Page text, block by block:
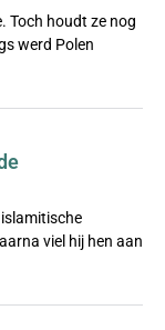
Toch houdt ze nog
werd Polen
viel hij hen aan